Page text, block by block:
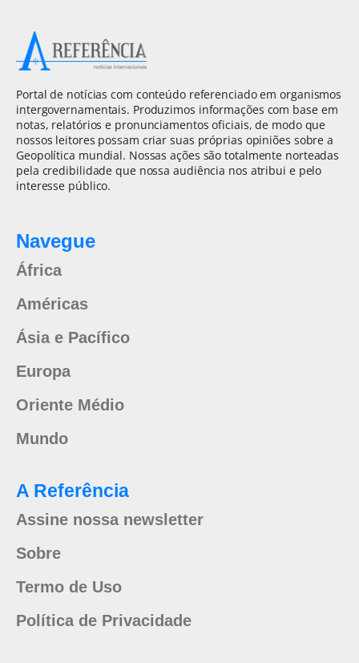
Portal de notícias com conteúdo referenciado em organismos
intergovernamentais. Produzimos informações com base em
notas, relatórios e pronunciamentos oficiais, de modo que
nossos leitores possam criar suas próprias opiniões sobre a
Geopolítica mundial. Nossas ações são totalmente norteadas
pela credibilidade que nossa audiência nos atribui e pelo
interesse público.
Navegue
África
Américas
Ásia e Pacífico
Europa
Oriente Médio
Mundo
A Referência
Assine nossa newsletter
Sobre
Termo de Uso
Política de Privacidade